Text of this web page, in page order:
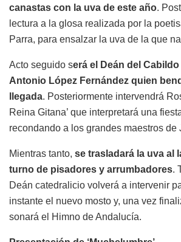
canastas con la uva de este año.
lectura a la glosa realizada por la
Parra, para ensalzar la uva de la que
Acto seguido será el Deán del
Antonio López Fernández quien
llegada. Posteriormente intervendrá
Reina Gitana’ que interpretará una
recondando a los grandes maestros de
Mientras tanto, se trasladará la uva al
turno de pisadores y arrumbadores.
Deán catedralicio volverá a intervenir
instante el nuevo mosto y, una vez
sonará el Himno de Andalucía.